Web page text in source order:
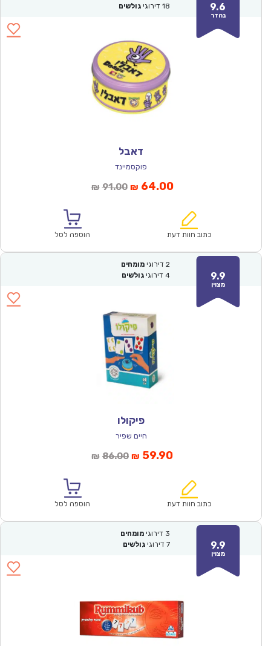
9.6
נהדר
18 דירוגי גולשים
דאבל
פוקסמיינד
₪ 91.00המחיר
₪91.00.
₪ 64.00המחיר
הוא:
כתוב חוות דעת הוספה לסל
9.9
מצוין
2 דירוגי מומחים
4 דירוגי גולשים
פיקולו
חיים שפיר
₪ 86.00המחיר
₪86.00.
₪ 59.90המחיר
הוא:
כתוב חוות דעת הוספה לסל
9.9
מצוין
3 דירוגי מומחים
7 דירוגי גולשים